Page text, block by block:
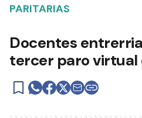
PARITARIAS
Docentes
tercer paro